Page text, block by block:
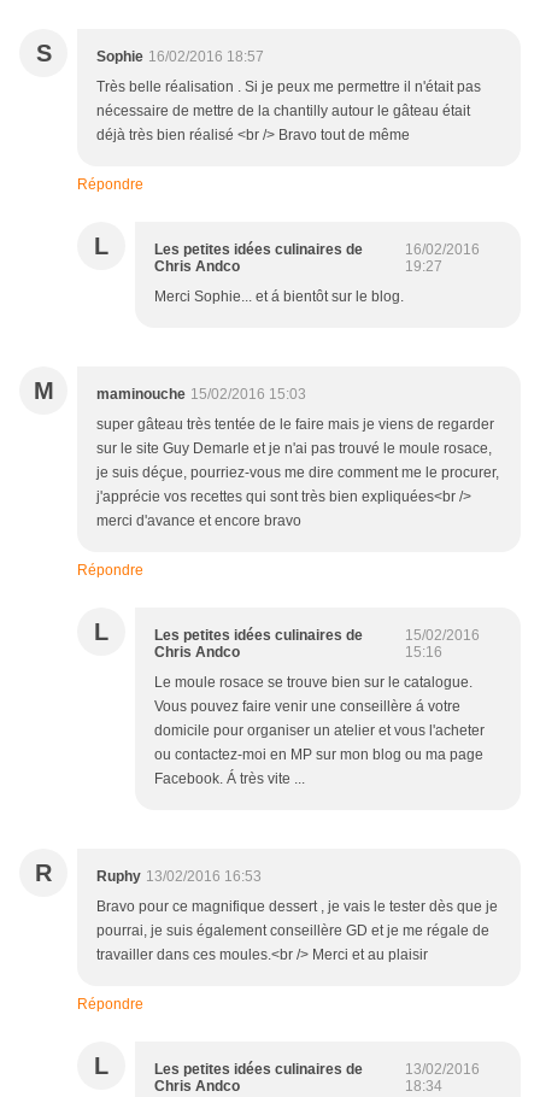
S Sophie 16/02/2016 18:57
Très belle réalisation . Si je peux me permettre il n'était pas
nécessaire de mettre de la chantilly autour le gâteau était
déjà très bien réalisé <br /> Bravo tout de même
Répondre
L
Les petites idées culinaires de
Chris Andco
16/02/2016
19:27
Merci Sophie... et á bientôt sur le blog.
M maminouche 15/02/2016 15:03
super gâteau très tentée de le faire mais je viens de regarder
sur le site Guy Demarle et je n'ai pas trouvé le moule rosace,
je suis déçue, pourriez-vous me dire comment me le procurer,
j'apprécie vos recettes qui sont très bien expliquées<br />
merci d'avance et encore bravo
Répondre
L
Les petites idées culinaires de
Chris Andco
15/02/2016
15:16
Le moule rosace se trouve bien sur le catalogue.
Vous pouvez faire venir une conseillère á votre
domicile pour organiser un atelier et vous l'acheter
ou contactez-moi en MP sur mon blog ou ma page
Facebook. Á très vite ...
R Ruphy 13/02/2016 16:53
Bravo pour ce magnifique dessert , je vais le tester dès que je
pourrai, je suis également conseillère GD et je me régale de
travailler dans ces moules.<br /> Merci et au plaisir
Répondre
L
Les petites idées culinaires de
Chris Andco
13/02/2016
18:34